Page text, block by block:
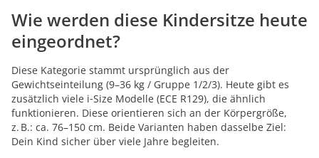
Wie werden diese Kindersitze heute
eingeordnet?
Diese Kategorie stammt ursprünglich aus der
Gewichtseinteilung (9–36 kg / Gruppe 1/2/3). Heute gibt es
zusätzlich viele i‑Size Modelle (ECE R129), die ähnlich
funktionieren. Diese orientieren sich an der Körpergröße,
z. B.: ca. 76–150 cm. Beide Varianten haben dasselbe Ziel:
Dein Kind sicher über viele Jahre begleiten.